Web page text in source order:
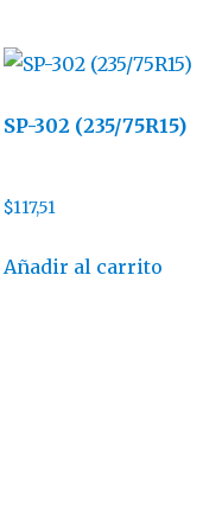
SP-302 (235/75R15)
$117,51
Añadir al carrito